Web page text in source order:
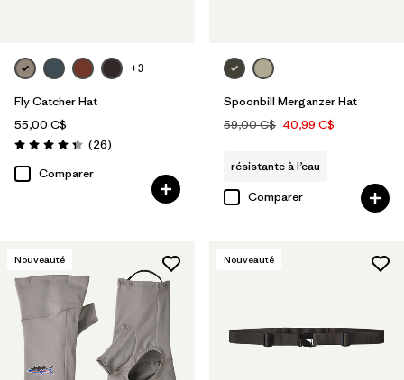
+3
Fly Catcher Hat
55,00 C$
Évaluation: 4.3 / 5
(26Avis
)
Comparer
Spoonbill Merganzer Hat
59,00 C$ 40,99 C$
résistante à l’eau
Comparer
Nouveauté Nouveauté